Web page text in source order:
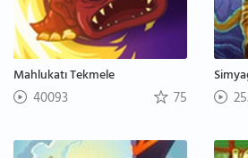
Mahlukatı Tekmele
40093 75